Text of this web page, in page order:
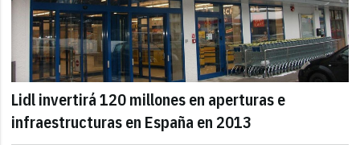
Lidl invertirá 120 millones en aperturas e
infraestructuras en España en 2013